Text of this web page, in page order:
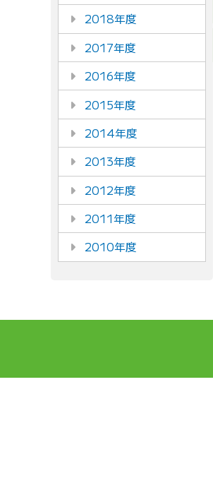
2018年度
2017年度
2016年度
2015年度
2014年度
2013年度
2012年度
2011年度
2010年度